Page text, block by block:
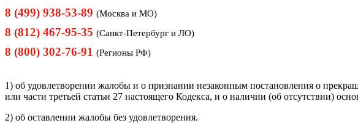
8 (499) 938-53-89 (Москва и МО)
8 (812) 467-95-35 (Санкт-Петербург и ЛО)
8 (800) 302-76-91 (Регионы РФ)
1) об удовлетворении жалобы и о признании незаконным постановления о
или части третьей статьи 27 настоящего Кодекса, и о наличии (об отсутствии)
2) об оставлении жалобы без удовлетворения.